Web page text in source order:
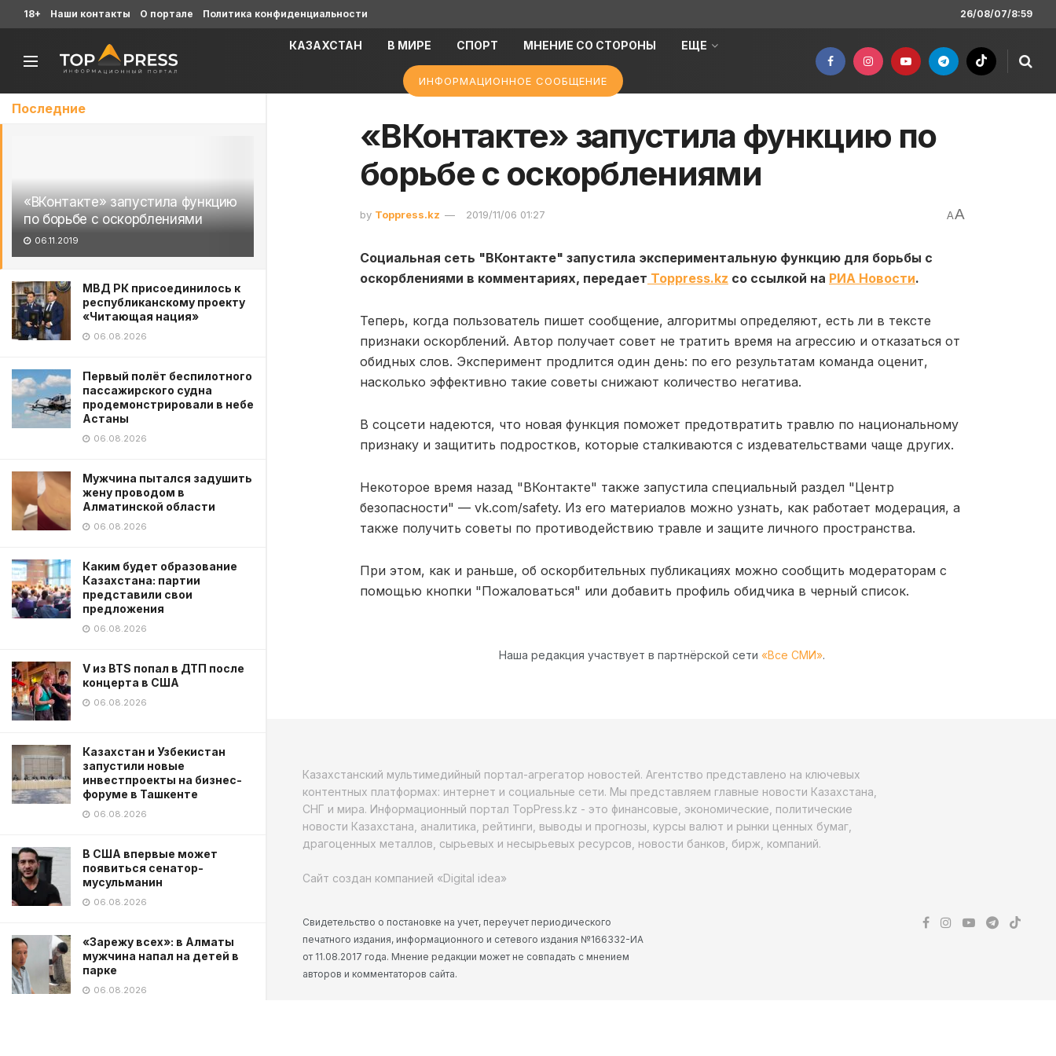
Последние
«ВКонтакте» запустила функцию
по борьбе с оскорблениями
06.11.2019
МВД РК присоединилось к
республиканскому проекту
«Читающая нация»
06.08.2026
Первый полёт беспилотного
пассажирского судна
продемонстрировали в небе
Астаны
06.08.2026
Мужчина пытался задушить
жену проводом в
Алматинской области
06.08.2026
Каким будет образование
Казахстана: партии
представили свои
предложения
06.08.2026
V из BTS попал в ДТП после
концерта в США
06.08.2026
Казахстан и Узбекистан
запустили новые
инвестпроекты на бизнес-
форуме в Ташкенте
06.08.2026
В США впервые может
появиться сенатор-
мусульманин
06.08.2026
«Зарежу всех»: в Алматы
мужчина напал на детей в
парке
06.08.2026
18+ Наши контакты О портале Политика конфиденциальности 26/08/07/8:59
КАЗАХСТАН В МИРЕ СПОРТ МНЕНИЕ СО СТОРОНЫ ЕЩЕ
ИНФОРМАЦИОННОЕ СООБЩЕНИЕ
«ВКонтакте» запустила функцию по
борьбе с оскорблениями
by Toppress.kz 2019/11/06 01:27 AA
Социальная сеть "ВКонтакте" запустила экспериментальную функцию для борьбы с
оскорблениями в комментариях, передает Toppress.kz со ссылкой на РИА Новости.
Теперь, когда пользователь пишет сообщение, алгоритмы определяют, есть ли в тексте
признаки оскорблений. Автор получает совет не тратить время на агрессию и отказаться от
обидных слов. Эксперимент продлится один день: по его результатам команда оценит,
насколько эффективно такие советы снижают количество негатива.
В соцсети надеются, что новая функция поможет предотвратить травлю по национальному
признаку и защитить подростков, которые сталкиваются с издевательствами чаще других.
Некоторое время назад "ВКонтакте" также запустила специальный раздел "Центр
безопасности" — vk.com/safety. Из его материалов можно узнать, как работает модерация, а
также получить советы по противодействию травле и защите личного пространства.
При этом, как и раньше, об оскорбительных публикациях можно сообщить модераторам с
помощью кнопки "Пожаловаться" или добавить профиль обидчика в черный список.
Наша редакция участвует в партнёрской сети «Все СМИ».
Казахстанский мультимедийный портал-агрегатор новостей. Агентство представлено на ключевых
контентных платформах: интернет и социальные сети. Мы представляем главные новости Казахстана,
СНГ и мира. Информационный портал TopPress.kz - это финансовые, экономические, политические
новости Казахстана, аналитика, рейтинги, выводы и прогнозы, курсы валют и рынки ценных бумаг,
драгоценных металлов, сырьевых и несырьевых ресурсов, новости банков, бирж, компаний.
Сайт создан компанией «Digital idea»
Свидетельство о постановке на учет, переучет периодического
печатного издания, информационного и сетевого издания №166332-ИА
от 11.08.2017 года. Мнение редакции может не совпадать с мнением
авторов и комментаторов сайта.